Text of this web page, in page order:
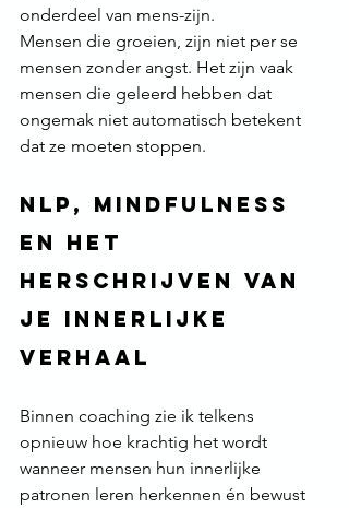
onderdeel van mens-zijn.
Mensen die groeien, zijn niet per se
mensen zonder angst. Het zijn vaak
mensen die geleerd hebben dat
ongemak niet automatisch betekent
dat ze moeten stoppen.
NLP, mindfulness
en het
herschrijven van
je innerlijke
verhaal
Binnen coaching zie ik telkens
opnieuw hoe krachtig het wordt
wanneer mensen hun innerlijke
patronen leren herkennen én bewust